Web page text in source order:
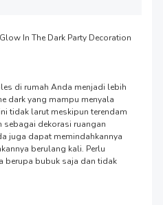
In The Dark Party Decoration
di rumah Anda menjadi lebih
dark yang mampu menyala
tidak larut meskipun terendam
sebagai dekorasi ruangan
juga dapat memindahkannya
berulang kali. Perlu
berupa bubuk saja dan tidak